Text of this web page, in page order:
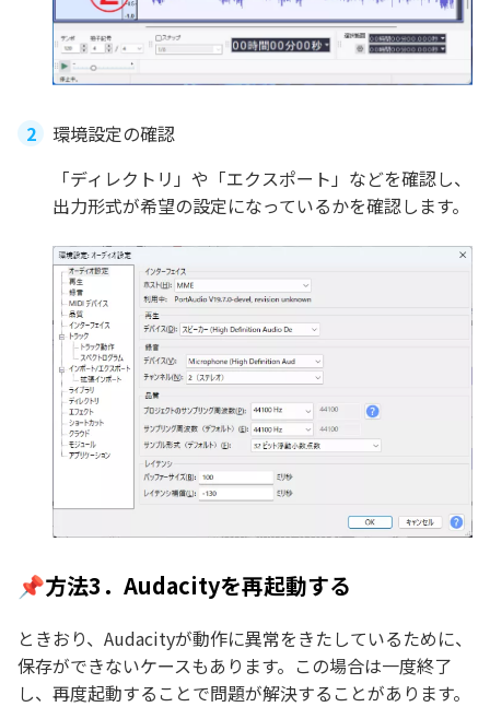
環境設定の確認
「ディレクトリ」や「エクスポート」などを確認し、
出力形式が希望の設定になっているかを確認します。
📌方法3．Audacityを再起動する
ときおり、Audacityが動作に異常をきたしているために、
保存ができないケースもあります。この場合は一度終了
し、再度起動することで問題が解決することがあります。